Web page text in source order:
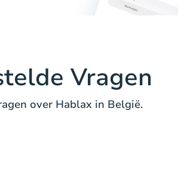
Vragen
over Hablax in België.